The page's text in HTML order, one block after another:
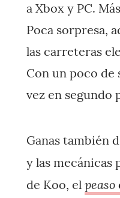
a Xbox y PC.
Poca sorpresa,
las carreteras
Con un poco de
vez en segundo
Ganas también
y las mecánicas
de Koo, el peaso